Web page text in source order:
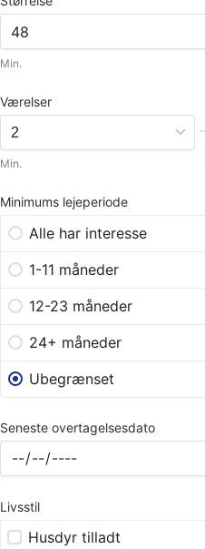
Min.
Værelser
Min.
-
Minimums lejeperiode
Alle har interesse
1-11 måneder
12-23 måneder
24+ måneder
Ubegrænset
Seneste overtagelsesdato
Livsstil
Husdyr tilladt